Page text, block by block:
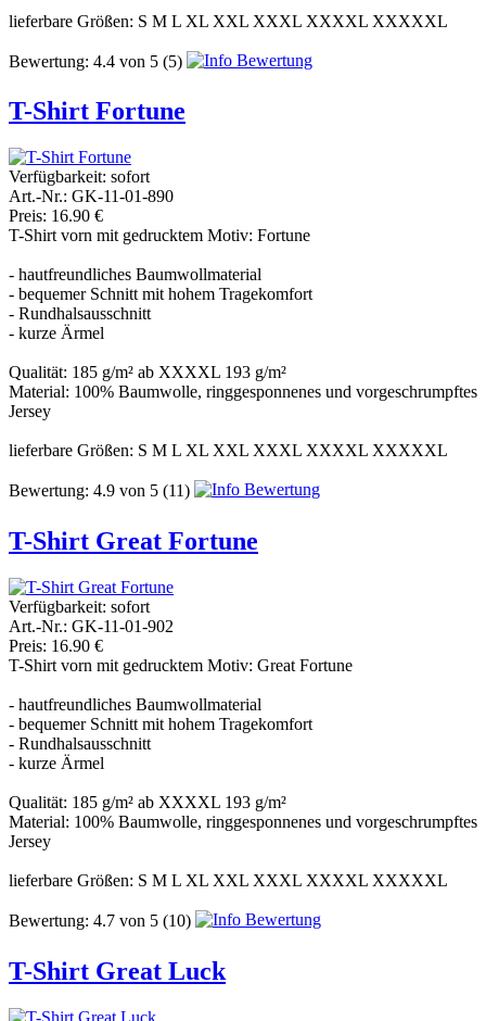
lieferbare Größen: S M L XL XXL XXXL XXXXL XXXXXL
Bewertung: 4.4 von 5 (5)
T-Shirt Fortune
Verfügbarkeit: sofort
Art.-Nr.: GK-11-01-890
Preis: 16.90 €
T-Shirt vorn mit gedrucktem Motiv: Fortune
- hautfreundliches Baumwollmaterial
- bequemer Schnitt mit hohem Tragekomfort
- Rundhalsausschnitt
- kurze Ärmel
Qualität: 185 g/m² ab XXXXL 193 g/m²
Material: 100% Baumwolle, ringgesponnenes und vorgeschrumpftes
Jersey
lieferbare Größen: S M L XL XXL XXXL XXXXL XXXXXL
Bewertung: 4.9 von 5 (11)
T-Shirt Great Fortune
Verfügbarkeit: sofort
Art.-Nr.: GK-11-01-902
Preis: 16.90 €
T-Shirt vorn mit gedrucktem Motiv: Great Fortune
- hautfreundliches Baumwollmaterial
- bequemer Schnitt mit hohem Tragekomfort
- Rundhalsausschnitt
- kurze Ärmel
Qualität: 185 g/m² ab XXXXL 193 g/m²
Material: 100% Baumwolle, ringgesponnenes und vorgeschrumpftes
Jersey
lieferbare Größen: S M L XL XXL XXXL XXXXL XXXXXL
Bewertung: 4.7 von 5 (10)
T-Shirt Great Luck